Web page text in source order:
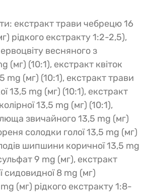
екстракт трави чебрецю 16
рідкого екстракту 1:2-2,5),
весняного з
(мг) (10:1), екстракт квіток
mg (мг) (10:1), екстракт трави
13,5 mg (мг) (10:1), екстракт
13,5 mg (мг) (10:1),
звичайного 13,5 mg (мг)
солодки голої 13,5 mg (мг)
шипшини коричної 13,5 mg
9 mg (мг), екстракт
сидовидної 8 mg (мг)
(мг) рідкого екстракту 1:8-